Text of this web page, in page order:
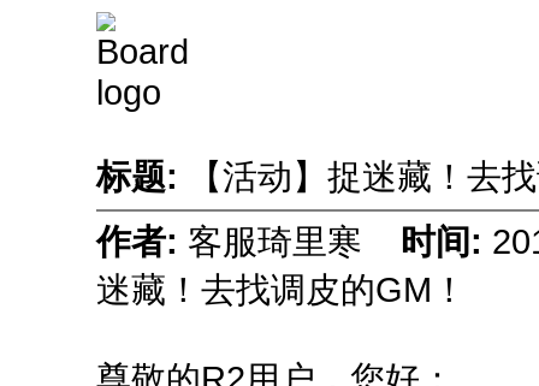
标题:
【活动】捉迷藏！去
作者: 客服琦里寒 时间:
迷藏！去找调皮的GM！